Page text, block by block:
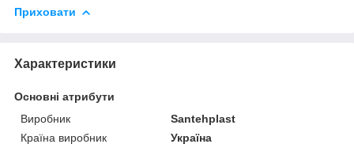
Приховати
Характеристики
Основні атрибути
Виробник
Santehplast
Країна виробник
Україна